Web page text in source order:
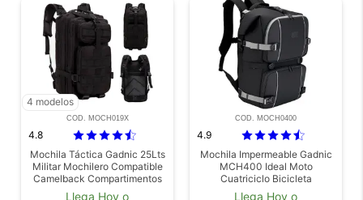
4 modelos
COD. MOCH019X
4.8
Mochila Táctica Gadnic 25Lts
Militar Mochilero Compatible
Camelback Compartimentos
Varios
Llega Hoy o
COD. MOCH0400
4.9
Mochila Impermeable Gadnic
MCH400 Ideal Moto
Cuatriciclo Bicicleta
Llega Hoy o